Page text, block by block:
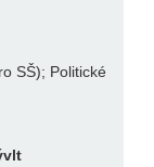
SŠ); Politické